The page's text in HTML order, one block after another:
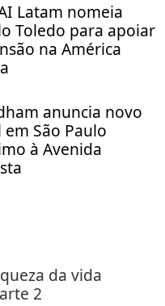
Latam nomeia
Toledo para apoiar
na América
anuncia novo
São Paulo
à Avenida
da vida
2